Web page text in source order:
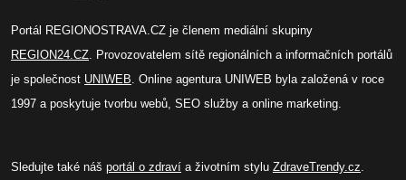
Portál REGIONOSTRAVA.CZ je členem mediální skupiny
REGION24.CZ. Provozovatelem sítě regionálních a informačních portálů
je společnost UNIWEB. Online agentura UNIWEB byla založená v roce
1997 a poskytuje tvorbu webů, SEO služby a online marketing.
Sledujte také náš portál o zdraví a životním stylu ZdraveTrendy.cz.